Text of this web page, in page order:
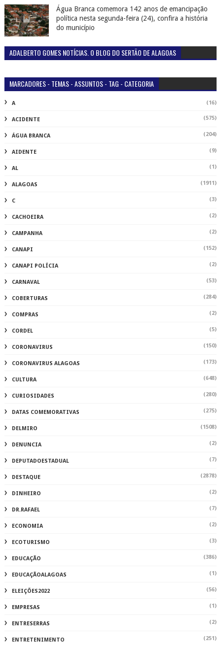
Água Branca comemora 142 anos de emancipação
política nesta segunda-feira (24), confira a história
do município
ADALBERTO GOMES NOTÍCIAS. O BLOG DO SERTÃO DE ALAGOAS
MARCADORES - TEMAS - ASSUNTOS - TAG - CATEGORIA
A (16)
ACIDENTE (575)
ÁGUA BRANCA (204)
AIDENTE (9)
AL (1)
ALAGOAS (1911)
C (3)
CACHOEIRA (2)
CAMPANHA (2)
CANAPI (152)
CANAPI POLÍCIA (2)
CARNAVAL (53)
COBERTURAS (284)
COMPRAS (2)
CORDEL (5)
CORONAVIRUS (150)
CORONAVIRUS ALAGOAS (173)
CULTURA (648)
CURIOSIDADES (280)
DATAS COMEMORATIVAS (275)
DELMIRO (1508)
DENUNCIA (2)
DEPUTADOESTADUAL (7)
DESTAQUE (2878)
DINHEIRO (2)
DR.RAFAEL (7)
ECONOMIA (2)
ECOTURISMO (3)
EDUCAÇÃO (386)
EDUCAÇÃOALAGOAS (1)
ELEIÇÕES2022 (56)
EMPRESAS (1)
ENTRESERRAS (2)
ENTRETENIMENTO (251)